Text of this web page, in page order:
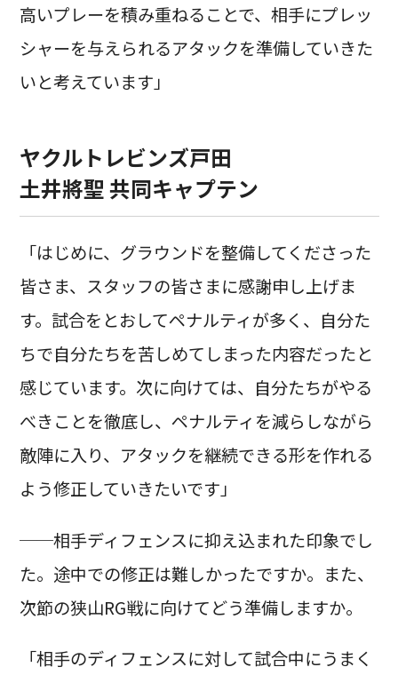
高いプレーを積み重ねることで、相手にプレッ
シャーを与えられるアタックを準備していきた
いと考えています」
ヤクルトレビンズ戸田
土井將聖 共同キャプテン
「はじめに、グラウンドを整備してくださった
皆さま、スタッフの皆さまに感謝申し上げま
す。試合をとおしてペナルティが多く、自分た
ちで自分たちを苦しめてしまった内容だったと
感じています。次に向けては、自分たちがやる
べきことを徹底し、ペナルティを減らしながら
敵陣に入り、アタックを継続できる形を作れる
よう修正していきたいです」
──相手ディフェンスに抑え込まれた印象でし
た。途中での修正は難しかったですか。また、
次節の狭山RG戦に向けてどう準備しますか。
「相手のディフェンスに対して試合中にうまく